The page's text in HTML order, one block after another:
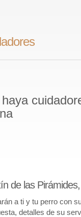
de las
a ti y tu perro con
detalles de su